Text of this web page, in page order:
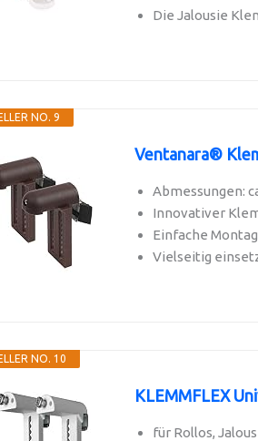
Die Jalousie
NO. 9
Ventanara®
Abmessungen:
Innovativer
Einfache
Vielseitig
NO. 10
KLEMMFLEX
für Rollos,